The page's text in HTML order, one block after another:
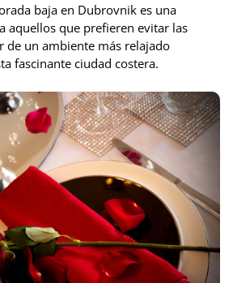
baja en Dubrovnik es una
aquellos que prefieren evitar las
de un ambiente más relajado
fascinante ciudad costera.